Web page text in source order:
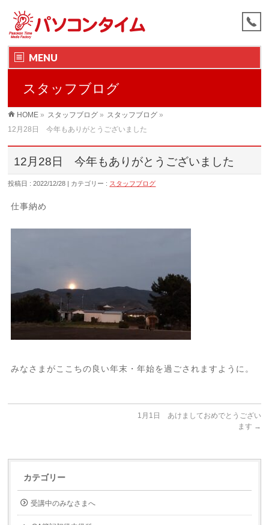
MENU
スタッフブログ
HOME » スタッフブログ » スタッフブログ »
12月28日 今年もありがとうございました
12月28日 今年もありがとうございました
投稿日 : 2022/12/28 カテゴリー : スタッフブログ
仕事納め
みなさまがここちの良い年末・年始を過ごされますように。
1月1日 あけましておめでとうござい
ます →
カテゴリー
受講中のみなさまへ